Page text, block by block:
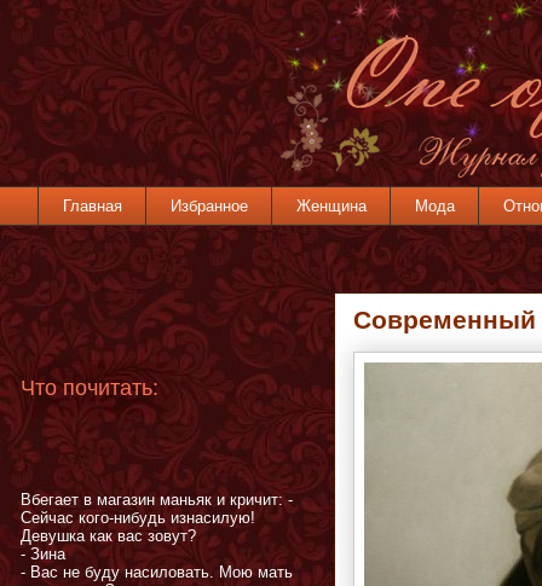
Главная Избранное Женщина Мода
Cовременный
Что почитать:
Вбегает в магазин маньяк и кричит: -
Сейчас кого-нибудь изнасилую!
Девушка как вас зовут?
- Зина
- Вас не буду насиловать. Мою мать